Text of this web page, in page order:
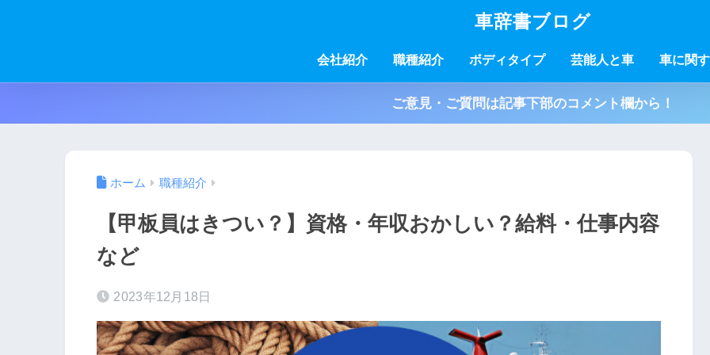
車辞書ブログ
会社紹介 職種紹介 ボディタイプ 芸能人と車 車に関
ご意見・ご質問は記事下部のコメント欄から！
ホーム 職種紹介
【甲板員はきつい？】資格・年収おかしい？給料・仕事内容
など
2023年12月18日